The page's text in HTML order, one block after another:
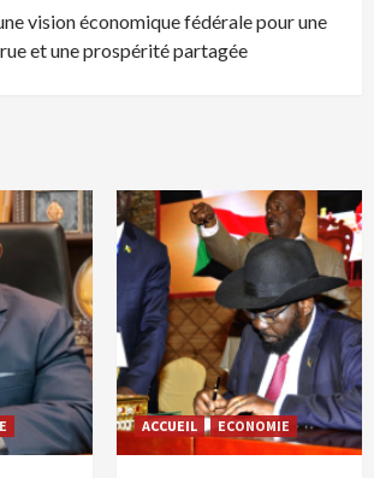
vision économique fédérale pour une
et une prospérité partagée
ACCUEIL ECONOMIE